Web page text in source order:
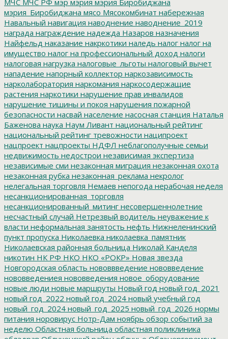
МЧС МЧС РФ мэр мэрия мэрия Биробиджана
мэрия_Биробиджана мясо Мясокомбинат набережная
Навальный навигация наводнение наводнение_2019
награда награждение надежда Назаров назначения
Найфельд наказание накркотики наледь налог налог на
имущество налог на профессиональный доход налоги
налоговая нагрузка налоговые_льготы налоговый вычет
нападение напорный коллектор наркозависимость
нарколаборатория наркомания наркосодержащие
растения наркотики нарушение прав инвалидов
нарушение тишины и покоя нарушения пожарной
безопасности насвай население насосная станция Наталья
Баженова наука Наум Ливант национальный рейтинг
национальный рейтинг тревожности наципроект
нацпроект нацпроекты НДФЛ неблагополучные семьи
недвижимость недострои независимая экспертиза
независимые сми незаконная миграция незаконная охота
незаконная рубка незаконная_реклама некролог
нелегальная торговля Немаев непогода нерабочая неделя
несанкционированная_торговля
несанкционированный_митинг несовершеннолетние
несчастный случай Нетрезвый водитель неуважение к
власти неформальная занятость нефть Нижнеленинский
пункт пропуска Николаевка николаевка_памятник
Николаевская районная больница Николай Канделя
никотин НК РФ НКО НКО «РОКР» Новая звезда
Новгородская область нововвведение нововведение
нововведениея нововведения новое_оборудование
новые люди новые маршруты Новый год новый год_2021
новый год_2022 новый год_2024 новый учебный год
новый_год_2024 новый_год_2025 новый_год_2026 нормы
питания норовирус Нотр-Дам ноябрь обзор событий за
неделю Областная больница областная поликлиника